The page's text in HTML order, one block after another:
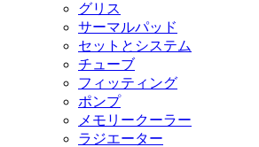
グリス
サーマルパッド
セットとシステム
チューブ
フィッティング
ポンプ
メモリークーラー
ラジエーター